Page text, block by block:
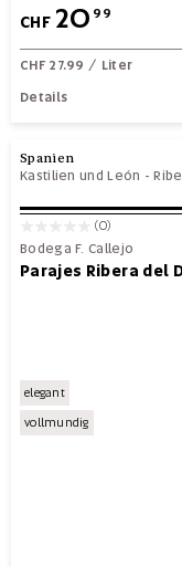
CHF 20 99
CHF 27.99 / Liter
Details
Spanien
Kastilien und León -
(0)
Bodega F. Callejo
Parajes Ribera del
elegant
vollmundig